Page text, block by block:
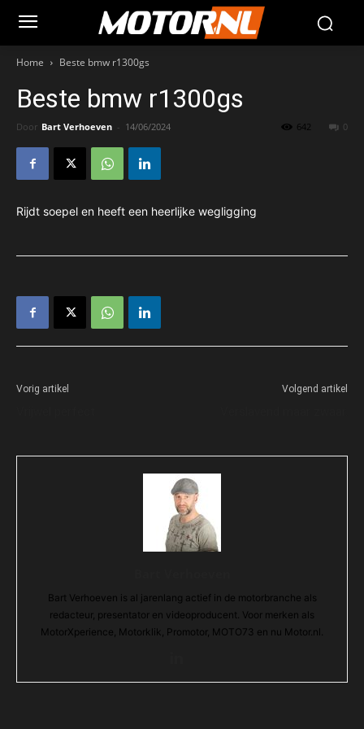
Home Beste bmw r1300gs
Beste bmw r1300gs
Door Bart Verhoeven - 14/06/2024 0
642
Rijdt soepel en heeft een heerlijke wegligging
Vorig artikel Volgend artikel
Bart Verhoeven is al jarenlang actief in de motorbranche als
redacteur, presentator en videoproducent. Voor merken als
MotorXperience, Motorklik, Promotor, MOTO73 en nu Motor.nl.